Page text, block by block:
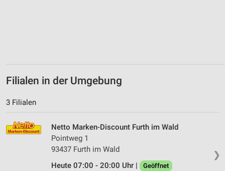
Filialen in der Umgebung
3 Filialen
❯
Netto Marken-Discount Furth im Wald
Pointweg 1
93437 Furth im Wald
Heute 07:00 - 20:00 Uhr |
Geöffnet